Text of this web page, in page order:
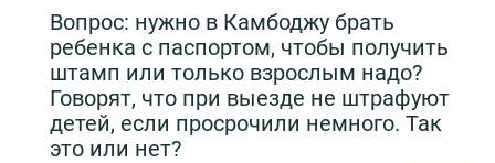
Вопрос: нужно в Камбоджу брать
ребенка с паспортом, чтобы получить
штамп или только взрослым надо?
Говорят, что при выезде не штрафуют
детей, если просрочили немного. Так
это или нет?